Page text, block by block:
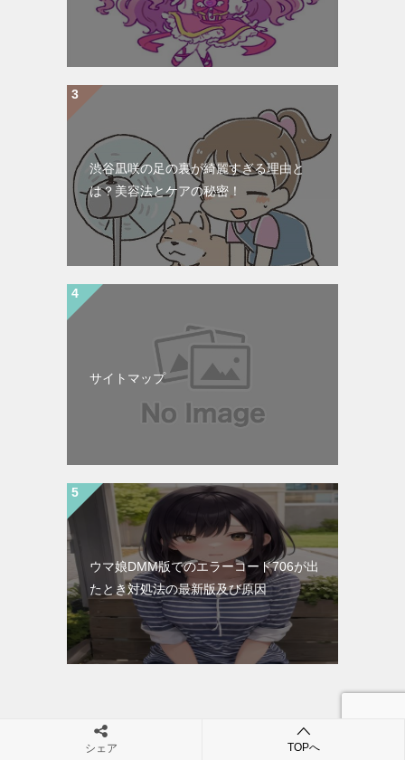
渋谷凪咲の足の裏が綺麗すぎる理由と
は？美容法とケアの秘密！
サイトマップ
ウマ娘DMM版でのエラーコード706が出
たとき対処法の最新版及び原因
シェア TOPへ